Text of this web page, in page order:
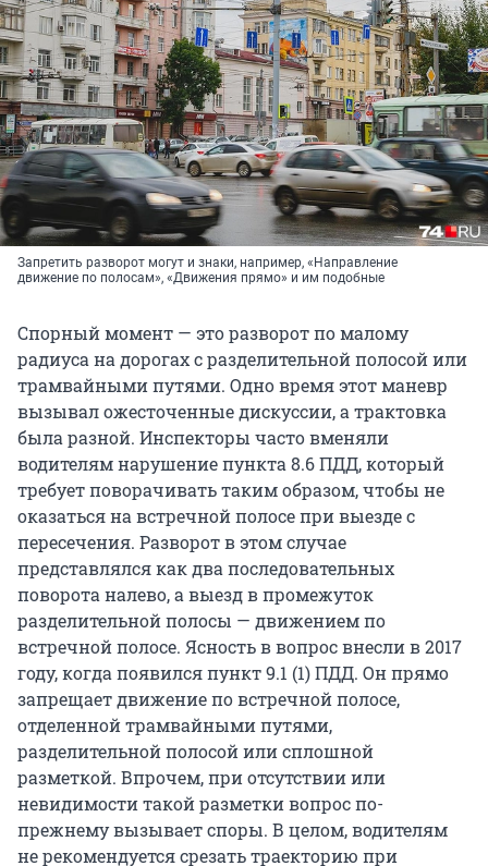
Запретить разворот могут и знаки, например, «Направление
движение по полосам», «Движения прямо» и им подобные
Спорный момент — это разворот по малому
радиуса на дорогах с разделительной полосой или
трамвайными путями. Одно время этот маневр
вызывал ожесточенные дискуссии, а трактовка
была разной. Инспекторы часто вменяли
водителям нарушение пункта 8.6 ПДД, который
требует поворачивать таким образом, чтобы не
оказаться на встречной полосе при выезде с
пересечения. Разворот в этом случае
представлялся как два последовательных
поворота налево, а выезд в промежуток
разделительной полосы — движением по
встречной полосе. Ясность в вопрос внесли в 2017
году, когда появился пункт 9.1 (1) ПДД. Он прямо
запрещает движение по встречной полосе,
отделенной трамвайными путями,
разделительной полосой или сплошной
разметкой. Впрочем, при отсутствии или
невидимости такой разметки вопрос по-
прежнему вызывает споры. В целом, водителям
не рекомендуется срезать траекторию при